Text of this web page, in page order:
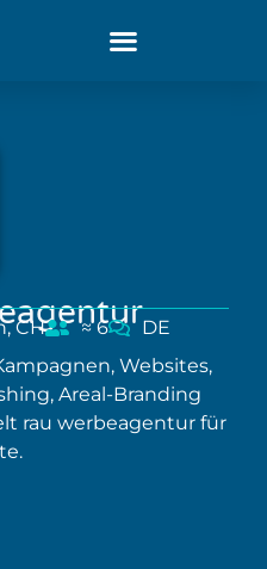
CH ≈ 6
DE
Websites,
Areal-Branding
rau werbeagentur für